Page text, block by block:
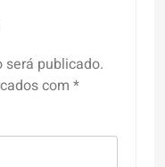
será publicado.
com *